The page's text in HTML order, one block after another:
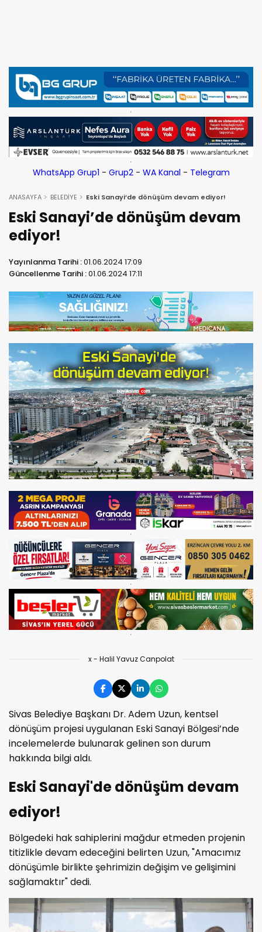
WhatsApp Grup1 - Grup2- WA Kanal - Telegram
ANASAYFA BELEDİYE Eski Sanayi’de dönüşüm devam ediyor!
Eski Sanayi’de dönüşüm devam
ediyor!
Yayınlanma Tarihi :01.06.2024 17:09
Güncellenme Tarihi :01.06.2024 17:11
x - Halil Yavuz Canpolat
Sivas Belediye Başkanı Dr. Adem Uzun, kentsel
dönüşüm projesi uygulanan Eski Sanayi Bölgesi’nde
incelemelerde bulunarak gelinen son durum
hakkında bilgi aldı.
Eski Sanayi'de dönüşüm devam
ediyor!
Bölgedeki hak sahiplerini mağdur etmeden projenin
titizlikle devam edeceğini belirten Uzun, "Amacımız
dönüşümle birlikte şehrimizin değişim ve gelişimini
sağlamaktır" dedi.